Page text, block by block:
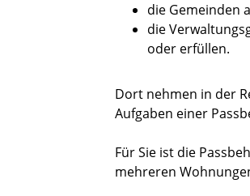
die Gemeinden
die
oder erfüllen.
Dort nehmen in der
Aufgaben einer
Für Sie ist die
mehreren